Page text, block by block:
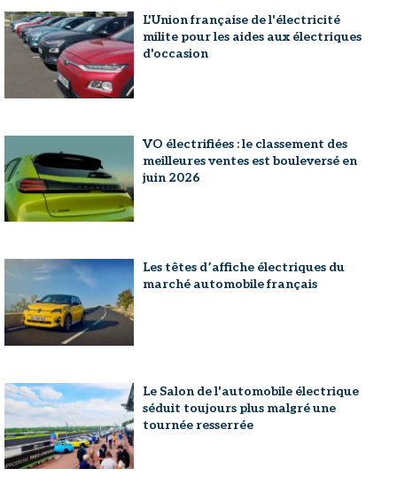
L'Union française de l'électricité
milite pour les aides aux électriques
d'occasion
VO électrifiées : le classement des
meilleures ventes est bouleversé en
juin 2026
Les têtes d’affiche électriques du
marché automobile français
Le Salon de l'automobile électrique
séduit toujours plus malgré une
tournée resserrée